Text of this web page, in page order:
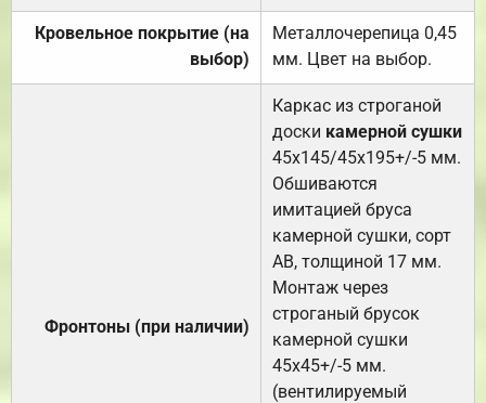
Кровельное покрытие (на
выбор)
Металлочерепица 0,45
мм. Цвет на выбор.
Фронтоны (при наличии)
Каркас из строганой
доски камерной сушки
45х145/45х195+/-5 мм.
Обшиваются
имитацией бруса
камерной сушки, сорт
АВ, толщиной 17 мм.
Монтаж через
строганый брусок
камерной сушки
45х45+/-5 мм.
(вентилируемый